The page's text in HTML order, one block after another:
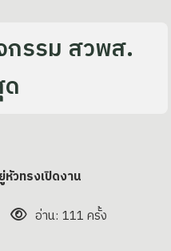
กรรม สวพส.
หัวทรงเปิดงาน
อ่าน: 111 ครั้ง